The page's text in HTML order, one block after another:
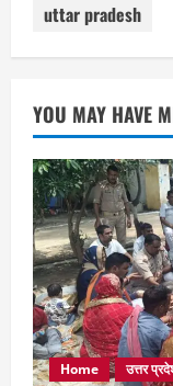
uttar pradesh
YOU MAY HAVE
Home उत्तर